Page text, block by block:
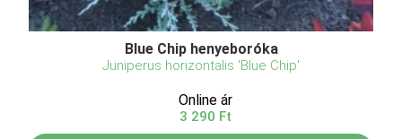
Blue Chip henyeboróka
Juniperus horizontalis 'Blue Chip'
Online ár
3 290 Ft